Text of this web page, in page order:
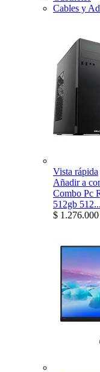
Cables y
Vista rápida
Añadir a
Combo Pc
512gb 512...
$ 1.276.000